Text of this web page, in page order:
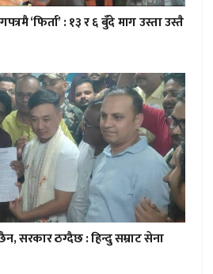
‘फिर्ता’ : १३ र ६ बुँदे माग उस्ता उस्तै
सरकार ठग्दैछ : हिन्दु सम्राट सेना